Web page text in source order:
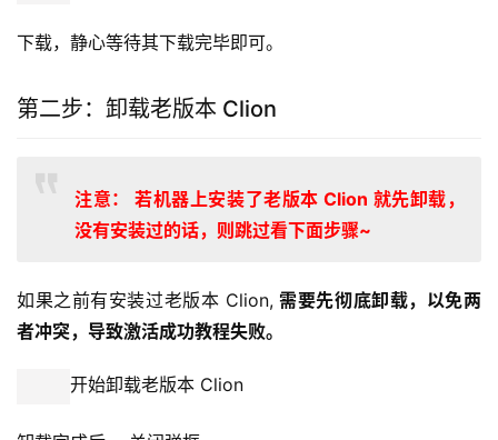
下载，静心等待其下载完毕即可。
第二步：卸载老版本 Clion
注意： 若机器上安装了老版本 Clion 就先卸载，
没有安装过的话，则跳过看下面步骤~
如果之前有安装过老版本 Clion, 需要先彻底卸载，以免两
者冲突，导致激活成功教程失败。
开始卸载老版本 Clion